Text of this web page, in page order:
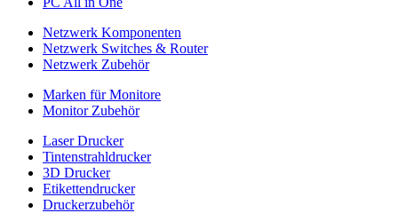
Netzwerk Komponenten
Netzwerk Switches & Router
Netzwerk Zubehör
Marken für Monitore
Monitor Zubehör
Laser Drucker
Tintenstrahldrucker
3D Drucker
Etikettendrucker
Druckerzubehör